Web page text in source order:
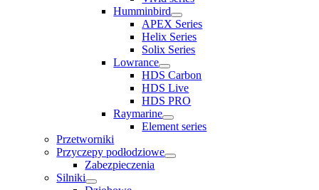
Humminbird
APEX Series
Helix Series
Solix Series
Lowrance
HDS Carbon
HDS Live
HDS PRO
Raymarine
Element series
Przetworniki
Przyczepy podłodziowe
Zabezpieczenia
Silniki